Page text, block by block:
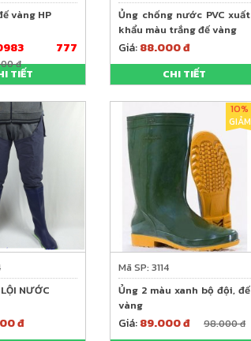
vàng HP
777
đ
TIẾT
Ủng chống nước PVC xuất
khẩu màu trắng đế vàng
Giá:88.000 đ
CHI TIẾT
NƯỚC
đ
10%
GIẢM
Mã SP: 3114
Ủng 2 màu xanh bộ đội, đế
vàng
Giá:89.000 đ 98.000 đ